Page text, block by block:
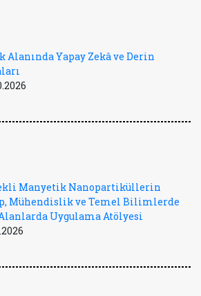
Yapay Zekâ ve Derin
Manyetik Nanopartiküllerin
Mühendislik ve Temel Bilimlerde
Uygulama Atölyesi